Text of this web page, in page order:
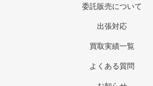
委託販売について
出張対応
買取実績一覧
よくある質問